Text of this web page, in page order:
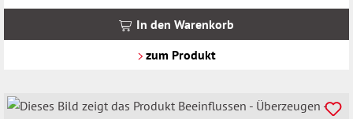
In den Warenkorb
zum Produkt